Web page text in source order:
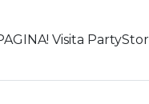
Visita